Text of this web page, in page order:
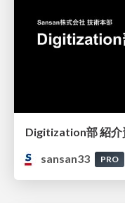
Digitization部 紹介
sansan33
PRO